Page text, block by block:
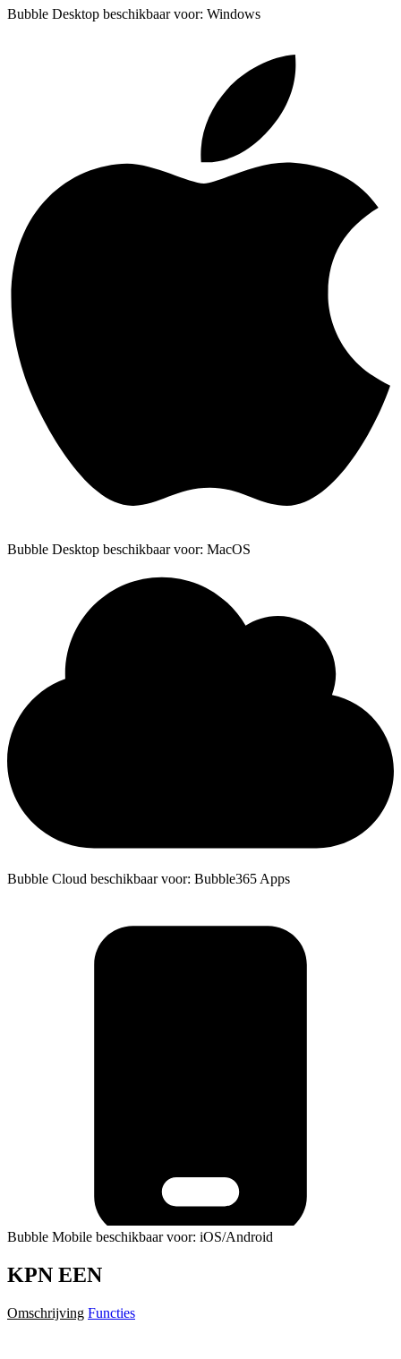
Bubble Desktop beschikbaar voor: Windows
Bubble Desktop beschikbaar voor: MacOS
Bubble Cloud beschikbaar voor: Bubble365 Apps
Bubble Mobile beschikbaar voor: iOS/Android
KPN EEN
Omschrijving Functies